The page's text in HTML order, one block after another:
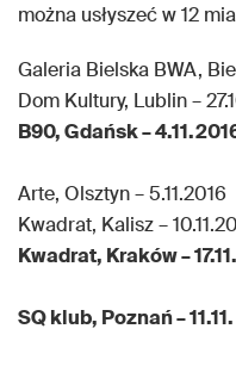
można usłyszeć w 12
Galeria Bielska BWA,
Dom Kultury, Lublin –
B90, Gdańsk –
Arte, Olsztyn – 5.11.2016
Kwadrat, Kalisz –
Kwadrat, Kraków –
SQ klub, Poznań –